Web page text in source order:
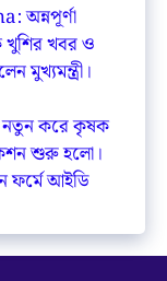
অন্নপূর্ণা
খুশির খবর ও
মুখ্যমন্ত্রী।
করে কৃষক
শুরু হলো।
ফর্মে আইডি